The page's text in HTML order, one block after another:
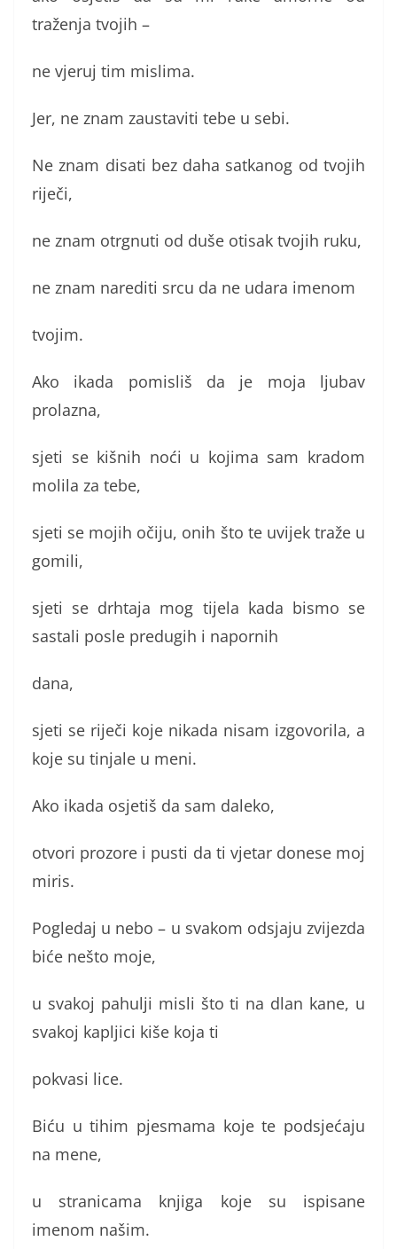
traženja tvojih –
ne vjeruj tim mislima.
Jer, ne znam zaustaviti tebe u sebi.
Ne znam disati bez daha satkanog od tvojih
riječi,
ne znam otrgnuti od duše otisak tvojih ruku,
ne znam narediti srcu da ne udara imenom
tvojim.
Ako ikada pomisliš da je moja ljubav
prolazna,
sjeti se kišnih noći u kojima sam kradom
molila za tebe,
sjeti se mojih očiju, onih što te uvijek traže u
gomili,
sjeti se drhtaja mog tijela kada bismo se
sastali posle predugih i napornih
dana,
sjeti se riječi koje nikada nisam izgovorila, a
koje su tinjale u meni.
Ako ikada osjetiš da sam daleko,
otvori prozore i pusti da ti vjetar donese moj
miris.
Pogledaj u nebo – u svakom odsjaju zvijezda
biće nešto moje,
u svakoj pahulji misli što ti na dlan kane, u
svakoj kapljici kiše koja ti
pokvasi lice.
Biću u tihim pjesmama koje te podsjećaju
na mene,
u stranicama knjiga koje su ispisane
imenom našim.